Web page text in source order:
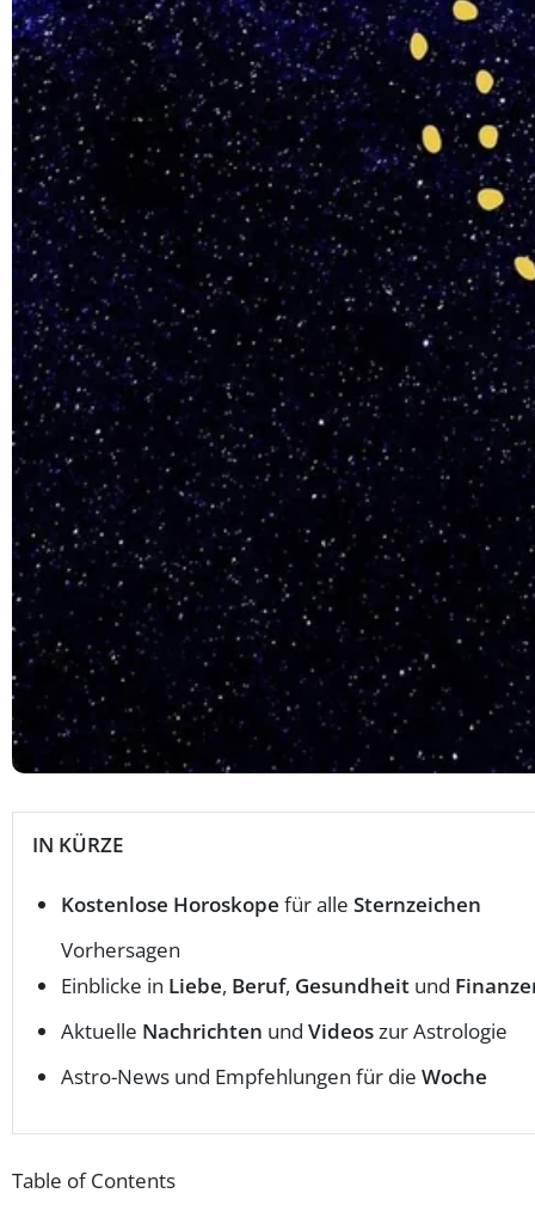
IN KÜRZE
Kostenlose Horoskope für alle Sternzeichen
Vorhersagen
Einblicke in Liebe, Beruf, Gesundheit und
Aktuelle Nachrichten und Videoszur Astrologie
Astro-News und Empfehlungen für die Woche
Table of Contents